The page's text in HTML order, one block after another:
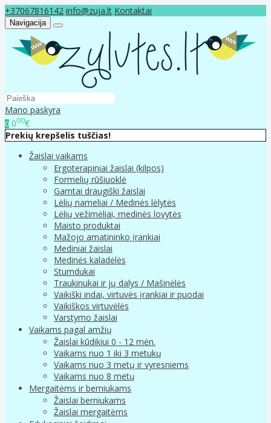
+37067816142 info@zuja.lt Kontaktai
Navigacija
Mano paskyra
0 000€
Prekių krepšelis tuščias!
Žaislai vaikams
Ergoterapiniai žaislai (kilpos)
Formelių rūšiuoklė
Gamtai draugiški žaislai
Lėlių nameliai / Medinės lėlytės
Lėlių vežimėliai, medinės lovytės
Maisto produktai
Mažojo amatininko įrankiai
Mediniai žaislai
Medinės kaladėlės
Stumdukai
Traukinukai ir jų dalys / Mašinėlės
Vaikiški indai, virtuvės įrankiai ir puodai
Vaikiškos virtuvėlės
Varstymo žaislai
Vaikams pagal amžių
Žaislai kūdikiui 0 - 12 mėn.
Vaikams nuo 1 iki 3 metukų
Vaikams nuo 3 metų ir vyresniems
Vaikams nuo 8 metų
Mergaitėms ir berniukams
Žaislai berniukams
Žaislai mergaitėms